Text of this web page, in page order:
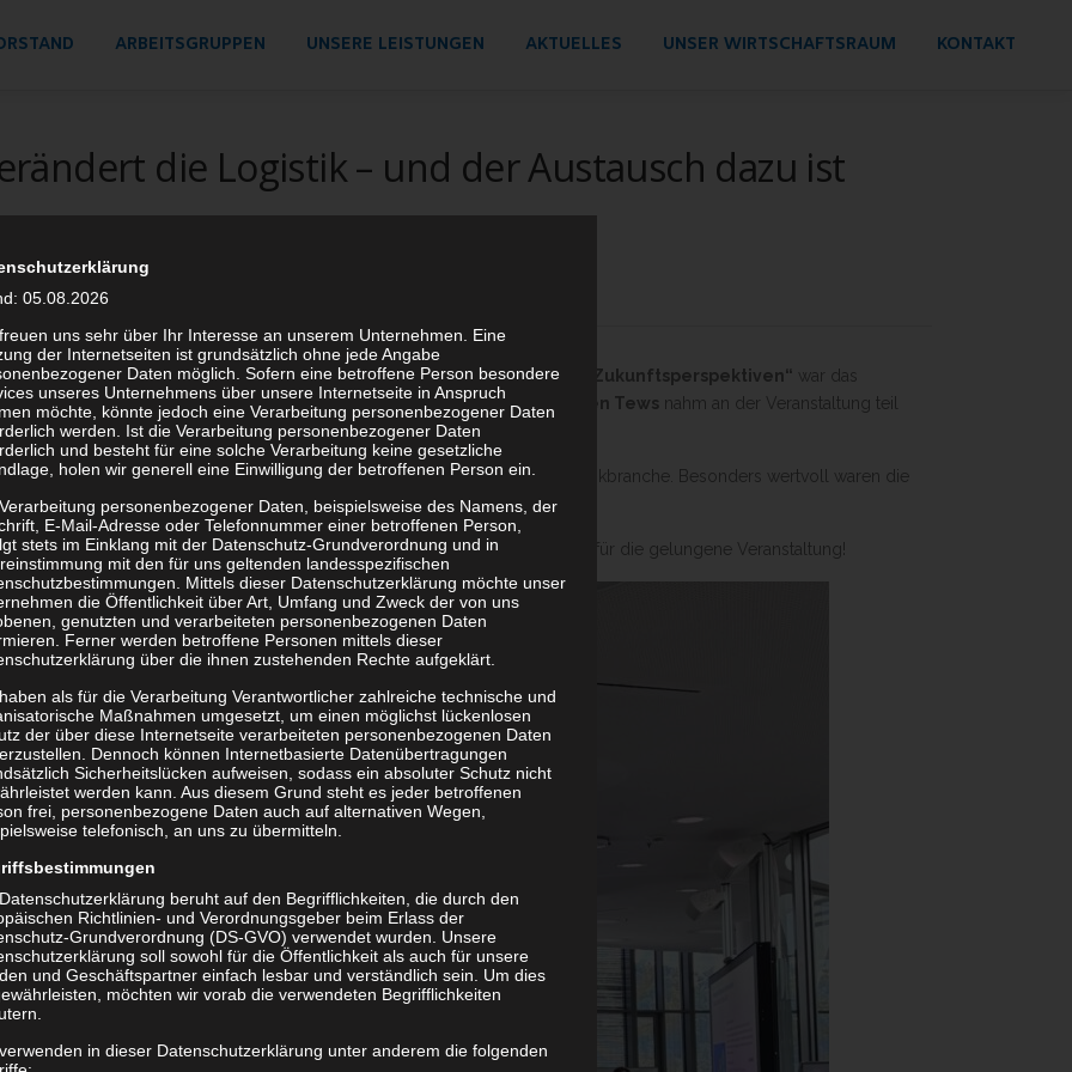
ARBEITSGRUPPEN UNSERE LEISTUNGEN AKTUELLES UNSER WIRTSCHAFTSRAUM KONTAKT
die Logistik – und der Austausch dazu ist
LÜDICKE
Intelligenz in der Logistik: Innovationen, Anwendungen und Zukunftsperspektiven“ war das
Plattner-Institut in Potsdam vertreten. Unser Vorstandsmitglied
Karsten Tews nahm an der Veranstaltung teil
mit Vertreterinnen und Vertretern aus Wissenschaft und Wirtschaft.
Entwicklungen sowie die Chancen und Herausforderungen für die Logistikbranche. Besonders wertvoll waren die
Möglichkeiten.
Land Brandenburg (WFBB)und alle Mitwirkenden für die gelungene Veranstaltung!
05.08.2026
uns sehr über Ihr Interesse an unserem Unternehmen. Eine
der Internetseiten ist grundsätzlich ohne jede Angabe
Daten möglich. Sofern eine betroffene Person besondere
unseres Unternehmens über unsere Internetseite in Anspruch
möchte, könnte jedoch eine Verarbeitung personenbezogener Daten
werden. Ist die Verarbeitung personenbezogener Daten
und besteht für eine solche Verarbeitung keine gesetzliche
holen wir generell eine Einwilligung der betroffenen Person ein.
personenbezogener Daten, beispielsweise des Namens, der
E-Mail-Adresse oder Telefonnummer einer betroffenen Person,
stets im Einklang mit der Datenschutz-Grundverordnung und in
mit den für uns geltenden landesspezifischen
Mittels dieser Datenschutzerklärung möchte unser
die Öffentlichkeit über Art, Umfang und Zweck der von uns
genutzten und verarbeiteten personenbezogenen Daten
Ferner werden betroffene Personen mittels dieser
über die ihnen zustehenden Rechte aufgeklärt.
als für die Verarbeitung Verantwortlicher zahlreiche technische und
Maßnahmen umgesetzt, um einen möglichst lückenlosen
der über diese Internetseite verarbeiteten personenbezogenen Daten
Dennoch können Internetbasierte Datenübertragungen
Sicherheitslücken aufweisen, sodass ein absoluter Schutz nicht
werden kann. Aus diesem Grund steht es jeder betroffenen
frei, personenbezogene Daten auch auf alternativen Wegen,
telefonisch, an uns zu übermitteln.
beruht auf den Begrifflichkeiten, die durch den
Richtlinien- und Verordnungsgeber beim Erlass der
Grundverordnung (DS-GVO) verwendet wurden. Unsere
soll sowohl für die Öffentlichkeit als auch für unsere
und Geschäftspartner einfach lesbar und verständlich sein. Um dies
möchten wir vorab die verwendeten Begrifflichkeiten
in dieser Datenschutzerklärung unter anderem die folgenden